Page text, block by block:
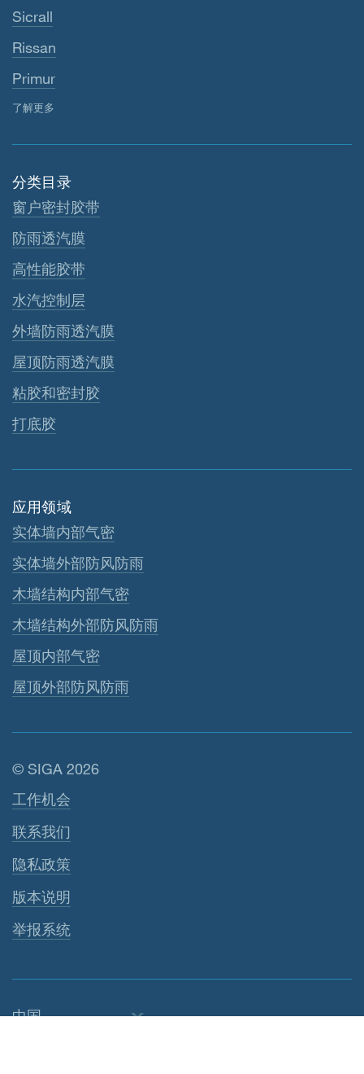
Sicrall
Rissan
Primur
了解更多
分类目录
窗户密封胶带
防雨透汽膜
高性能胶带
水汽控制层
外墙防雨透汽膜
屋顶防雨透汽膜
粘胶和密封胶
打底胶
应用领域
实体墙内部气密
实体墙外部防风防雨
木墙结构内部气密
木墙结构外部防风防雨
屋顶内部气密
屋顶外部防风防雨
© SIGA 2026
页脚导航
工作机会
联系我们
隐私政策
版本说明
举报系统
中国